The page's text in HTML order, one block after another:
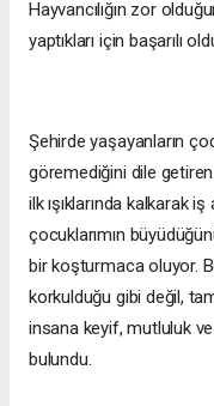
Hayvancılığın zor
yaptıkları için başarılı
Şehirde yaşayanların
göremediğini dile
ilk ışıklarında kalkarak
çocuklarımın
bir koşturmaca oluyor.
korkulduğu gibi değil,
insana keyif, mutluluk
bulundu.